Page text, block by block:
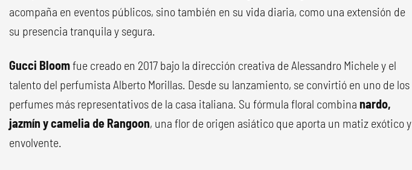
acompaña en eventos públicos, sino también en su vida diaria, como una extensión de
su presencia tranquila y segura.
Gucci Bloomfue creado en 2017 bajo la dirección creativa de Alessandro Michele y el
talento del perfumista Alberto Morillas. Desde su lanzamiento, se convirtió en uno de los
perfumes más representativos de la casa italiana. Su fórmula floral combina nardo,
jazmín y camelia de Rangoon, una flor de origen asiático que aporta un matiz exótico y
envolvente.